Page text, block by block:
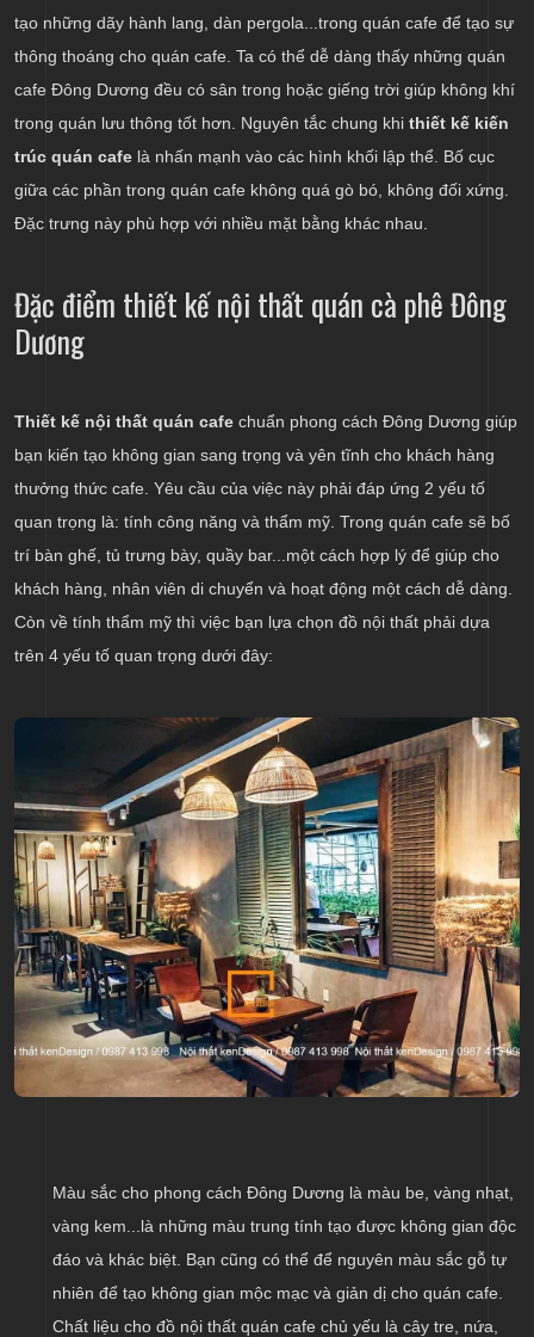
tạo những dãy hành lang, dàn pergola...trong quán cafe để tạo sự
thông thoáng cho quán cafe. Ta có thể dễ dàng thấy những quán
cafe Đông Dương đều có sân trong hoặc giếng trời giúp không khí
trong quán lưu thông tốt hơn. Nguyên tắc chung khi thiết kế kiến
trúc quán cafe là nhấn mạnh vào các hình khối lập thể. Bố cục
giữa các phần trong quán cafe không quá gò bó, không đối xứng.
Đặc trưng này phù hợp với nhiều mặt bằng khác nhau.
Đặc điểm thiết kế nội thất quán cà phê Đông
Dương
Thiết kế nội thất quán cafe chuẩn phong cách Đông Dương giúp
bạn kiến tạo không gian sang trọng và yên tĩnh cho khách hàng
thưởng thức cafe. Yêu cầu của việc này phải đáp ứng 2 yếu tố
quan trọng là: tính công năng và thẩm mỹ. Trong quán cafe sẽ bố
trí bàn ghế, tủ trưng bày, quầy bar...một cách hợp lý để giúp cho
khách hàng, nhân viên di chuyển và hoạt động một cách dễ dàng.
Còn về tính thẩm mỹ thì việc bạn lựa chọn đồ nội thất phải dựa
trên 4 yếu tố quan trọng dưới đây:
Màu sắc cho phong cách Đông Dương là màu be, vàng nhạt,
vàng kem...là những màu trung tính tạo được không gian độc
đáo và khác biệt. Bạn cũng có thể để nguyên màu sắc gỗ tự
nhiên để tạo không gian mộc mạc và giản dị cho quán cafe.
Chất liệu cho đồ nội thất quán cafe chủ yếu là cây tre, nứa,